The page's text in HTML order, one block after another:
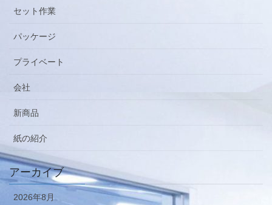
セット作業
パッケージ
プライベート
会社
新商品
紙の紹介
アーカイブ
2026年8月